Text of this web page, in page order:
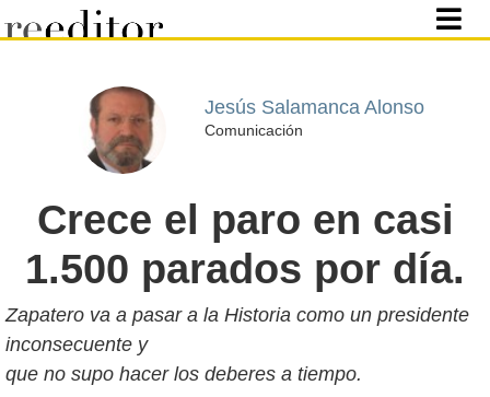
Jesús Salamanca Alonso
Comunicación
Crece el paro en casi
1.500 parados por día.
Zapatero va a pasar a la Historia como un presidente
inconsecuente y
que no supo hacer los deberes a tiempo.